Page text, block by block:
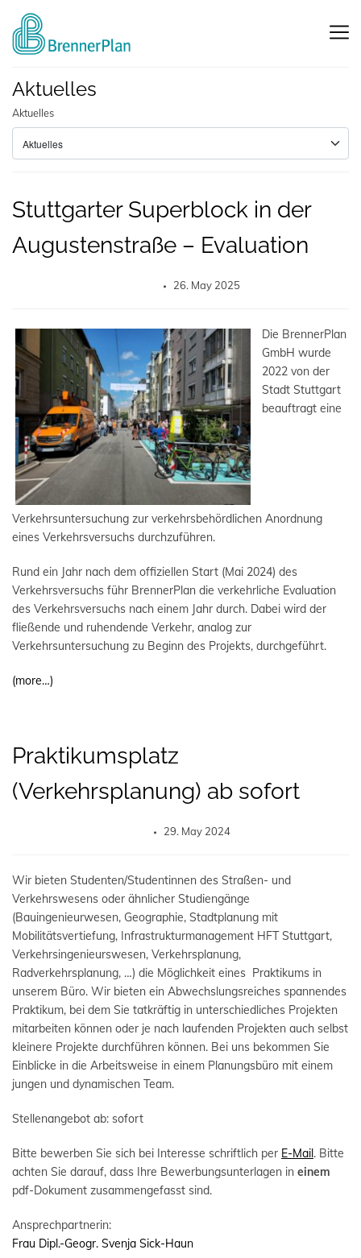
Aktuelles
Aktuelles
Stuttgarter Superblock in der
Augustenstraße – Evaluation
26. May 2025
Die BrennerPlan
GmbH wurde
2022 von der
Stadt Stuttgart
beauftragt eine
Verkehrsuntersuchung zur verkehrsbehördlichen Anordnung
eines Verkehrsversuchs durchzuführen.
Rund ein Jahr nach dem offiziellen Start (Mai 2024) des
Verkehrsversuchs führ BrennerPlan die verkehrliche Evaluation
des Verkehrsversuchs nach einem Jahr durch. Dabei wird der
fließende und ruhendende Verkehr, analog zur
Verkehrsuntersuchung zu Beginn des Projekts, durchgeführt.
(more…)
Praktikumsplatz
(Verkehrsplanung) ab sofort
29. May 2024
Wir bieten Studenten/Studentinnen des Straßen- und
Verkehrswesens oder ähnlicher Studiengänge
(Bauingenieurwesen, Geographie, Stadtplanung mit
Mobilitätsvertiefung, Infrastrukturmanagement HFT Stuttgart,
Verkehrsingenieurswesen, Verkehrsplanung,
Radverkehrsplanung, …) die Möglichkeit eines Praktikums in
unserem Büro. Wir bieten ein Abwechslungsreiches spannendes
Praktikum, bei dem Sie tatkräftig in unterschiedliches Projekten
mitarbeiten können oder je nach laufenden Projekten auch selbst
kleinere Projekte durchführen können. Bei uns bekommen Sie
Einblicke in die Arbeitsweise in einem Planungsbüro mit einem
jungen und dynamischen Team.
Stellenangebot ab: sofort
Bitte bewerben Sie sich bei Interesse schriftlich per E-Mail. Bitte
achten Sie darauf, dass Ihre Bewerbungsunterlagen in einem
pdf-Dokument zusammengefasst sind.
Ansprechpartnerin:
Frau Dipl.-Geogr. Svenja Sick-Haun